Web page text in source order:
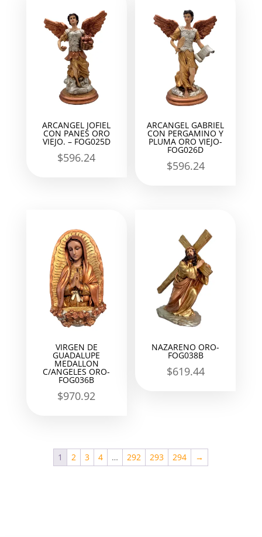
ARCANGEL JOFIEL
CON PANES ORO
VIEJO. – FOG025D
$596.24
ARCANGEL GABRIEL
CON PERGAMINO Y
PLUMA ORO VIEJO-
FOG026D
$596.24
VIRGEN DE
GUADALUPE
MEDALLON
C/ANGELES ORO-
FOG036B
$970.92
NAZARENO ORO-
FOG038B
$619.44
1 2 3 4 … 292 293 294 →